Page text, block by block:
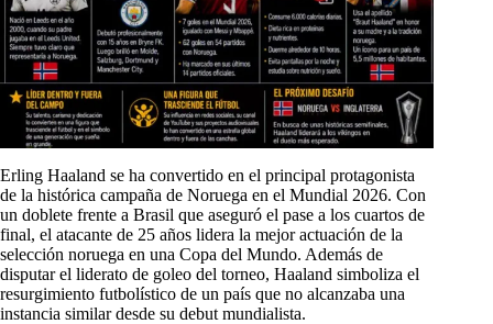
Erling Haaland se ha convertido en el principal protagonista
de la histórica campaña de Noruega en el Mundial 2026. Con
un doblete frente a Brasil que aseguró el pase a los cuartos de
final, el atacante de 25 años lidera la mejor actuación de la
selección noruega en una Copa del Mundo. Además de
disputar el liderato de goleo del torneo, Haaland simboliza el
resurgimiento futbolístico de un país que no alcanzaba una
instancia similar desde su debut mundialista.